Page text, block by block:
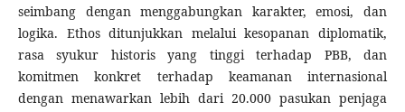
seimbang dengan menggabungkan karakter, emosi, dan
logika. Ethos ditunjukkan melalui kesopanan diplomatik,
rasa syukur historis yang tinggi terhadap PBB, dan
komitmen konkret terhadap keamanan internasional
dengan menawarkan lebih dari 20.000 pasukan penjaga